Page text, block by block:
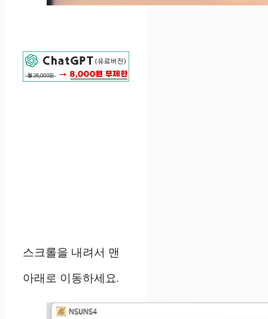
스크롤을 내려서 맨
아래로 이동하세요.